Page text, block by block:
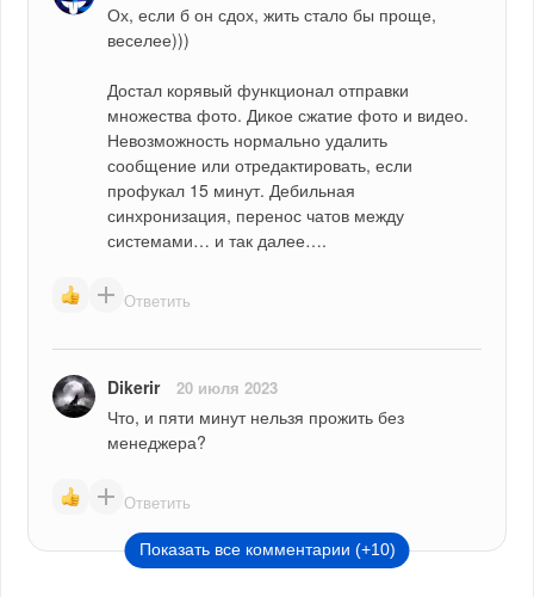
Ох, если б он сдох, жить стало бы проще,
веселее)))
Достал корявый функционал отправки
множества фото. Дикое сжатие фото и видео.
Невозможность нормально удалить
сообщение или отредактировать, если
профукал 15 минут. Дебильная
синхронизация, перенос чатов между
системами… и так далее….
Ответить
Dikerir 20 июля 2023
Что, и пяти минут нельзя прожить без
менеджера?
Ответить
Показать все комментарии (+10)